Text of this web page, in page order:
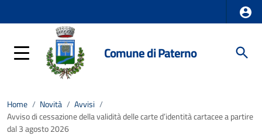
Comune di Paterno
Home / Novità / Avvisi /
Avviso di cessazione della validità delle carte d’identità cartacee a partire
dal 3 agosto 2026